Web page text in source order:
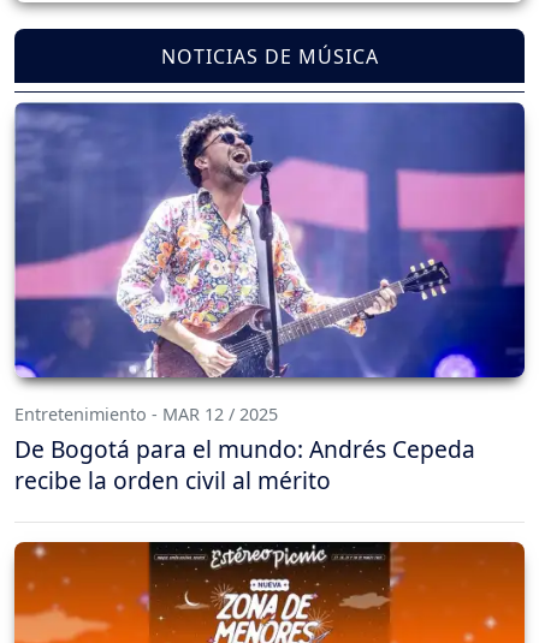
NOTICIAS DE MÚSICA
Entretenimiento - MAR 12 / 2025
De Bogotá para el mundo: Andrés Cepeda
recibe la orden civil al mérito